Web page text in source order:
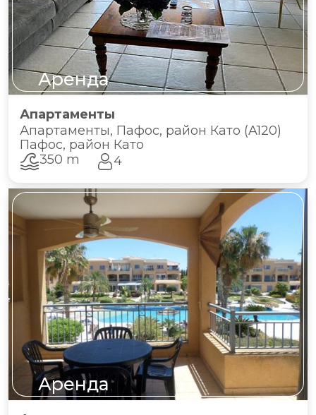
Аренда
Апартаменты
Апартаменты, Пафос, район Като (A120)
Пафос, район Като
350 m
4
Аренда